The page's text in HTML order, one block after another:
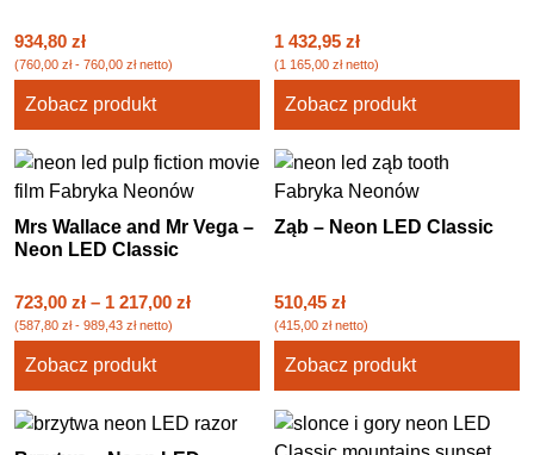
934,80 zł
(760,00 zł- 760,00 złnetto)
Zobacz produkt
1 432,95 zł
(1 165,00 złnetto)
Zobacz produkt
Mrs Wallace and Mr Vega –
Neon LED Classic
723,00 zł – 1 217,00 zł
(587,80 zł- 989,43 złnetto)
Zobacz produkt
Ząb – Neon LED Classic
510,45 zł
(415,00 złnetto)
Zobacz produkt